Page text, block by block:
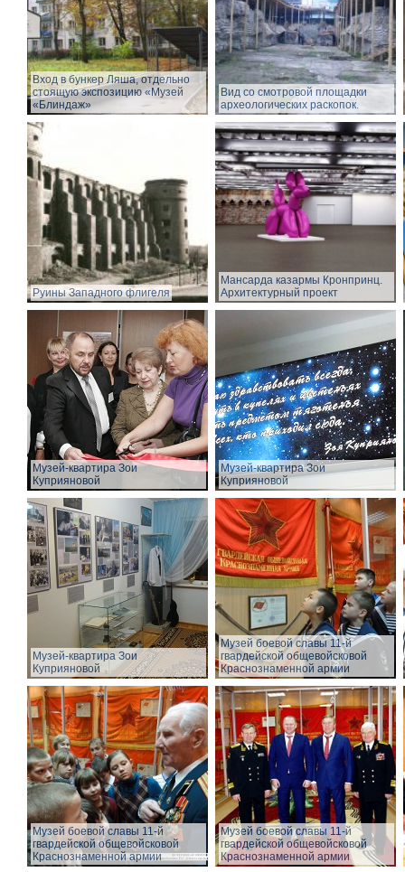
Вход в бункер Ляша, отдельно
стоящую экспозицию «Музей
«Блиндаж»
Вид со смотровой площадки
археологических раскопок.
Руины Западного флигеля
Мансарда казармы Кронпринц.
Архитектурный проект
Музей-квартира Зои
Куприяновой
Музей-квартира Зои
Куприяновой
Музей-квартира Зои
Куприяновой
Музей боевой славы 11-й
гвардейской общевойсковой
Краснознаменной армии
Музей боевой славы 11-й
гвардейской общевойсковой
Краснознаменной армии
Музей боевой славы 11-й
гвардейской общевойсковой
Краснознаменной армии